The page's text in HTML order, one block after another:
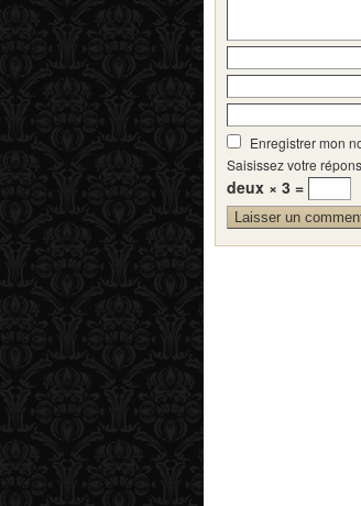
Enregistrer mon
Saisissez votre
deux × 3 =